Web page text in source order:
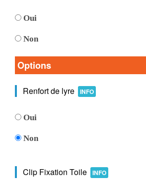
Oui
Non
Options
Renfort de lyre INFO
Oui
Non
Clip Fixation Toile INFO